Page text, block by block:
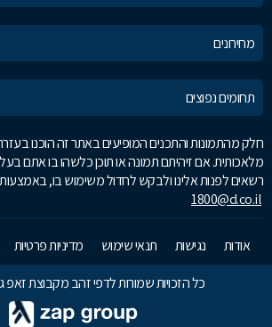
מחירונים
תחומים נפוצים
חלק מהתמונות והתכנים המופיעים באתר זה הוכנו
מלאכותית. אם זיהיתם תמונה או תוכן כלשהו בו אתם בעלי
רשאים לפנות אלינו ולבקש לחדול משימוש בו,
1800@d.co.il
אודות נגישות תנאי שימוש מדיניות פרטיות
כל הזכויות שמורות לדפי זהב מקבוצת זאפ